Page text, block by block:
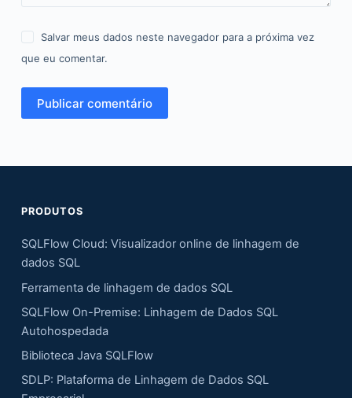
Salvar meus dados neste navegador para a próxima vez
que eu comentar.
Publicar comentário
PRODUTOS
SQLFlow Cloud: Visualizador online de linhagem de
dados SQL
Ferramenta de linhagem de dados SQL
SQLFlow On-Premise: Linhagem de Dados SQL
Autohospedada
Biblioteca Java SQLFlow
SDLP: Plataforma de Linhagem de Dados SQL